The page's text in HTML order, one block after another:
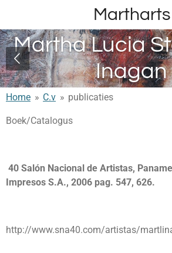
naar
de
hoofdinhoud
Martharts
Martha Lucia
Inagan
Home » C.v » publicaties
Boek/Catalogus
40 Salón Nacional de Artistas,
Impresos S.A., 2006 pag. 547, 626.
http://www.sna40.com/artistas/